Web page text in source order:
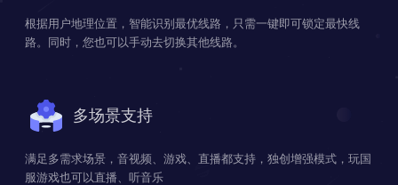
根据用户地理位置，智能识别最优线路，只需一键即可锁定最快线
路。同时，您也可以手动去切换其他线路。
多场景支持
满足多需求场景，音视频、游戏、直播都支持，独创增强模式，玩国
服游戏也可以直播、听音乐